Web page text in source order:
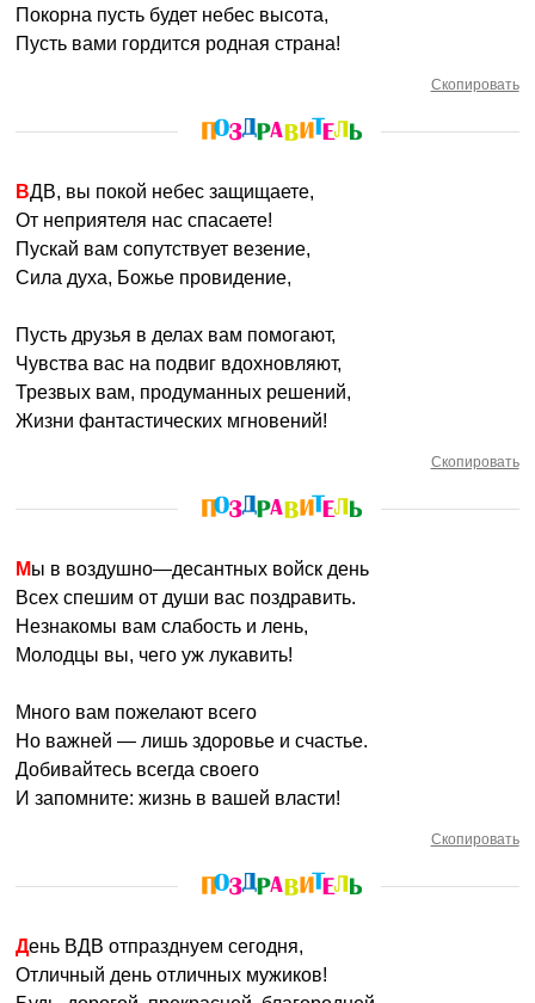
Покорна пусть будет небес высота,
Пусть вами гордится родная страна!
Скопировать
ВДВ, вы покой небес защищаете,
От неприятеля нас спасаете!
Пускай вам сопутствует везение,
Сила духа, Божье провидение,
Пусть друзья в делах вам помогают,
Чувства вас на подвиг вдохновляют,
Трезвых вам, продуманных решений,
Жизни фантастических мгновений!
Скопировать
Мы в воздушно—десантных войск день
Всех спешим от души вас поздравить.
Незнакомы вам слабость и лень,
Молодцы вы, чего уж лукавить!
Много вам пожелают всего
Но важней — лишь здоровье и счастье.
Добивайтесь всегда своего
И запомните: жизнь в вашей власти!
Скопировать
День ВДВ отпразднуем сегодня,
Отличный день отличных мужиков!